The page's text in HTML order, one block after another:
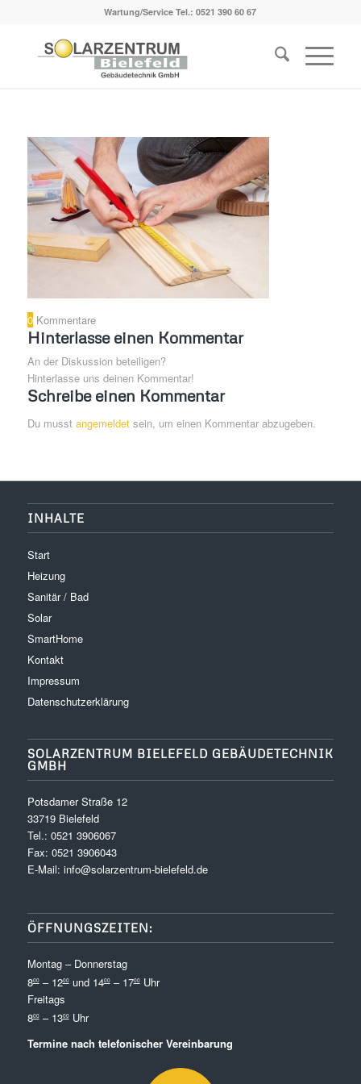
Wartung/Service Tel.:0521 390 60 67
0 Kommentare
Hinterlasse einen Kommentar
An der Diskussion beteiligen?
Hinterlasse uns deinen Kommentar!
Schreibe einen Kommentar
Du musst angemeldetsein, um einen Kommentar abzugeben.
INHALTE
Start
Heizung
Sanitär / Bad
Solar
SmartHome
Kontakt
Impressum
Datenschutzerklärung
SOLARZENTRUM BIELEFELD GEBÄUDETECHNIK
GMBH
Potsdamer Straße 12
33719 Bielefeld
Tel.: 0521 3906067
Fax: 0521 3906043
E-Mail: info@solarzentrum-bielefeld.de
ÖFFNUNGSZEITEN:
Montag – Donnerstag
800– 1200und 1400– 1700Uhr
Freitags
800– 1300Uhr
Termine nach telefonischer Vereinbarung